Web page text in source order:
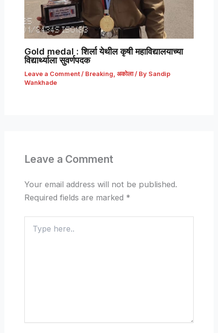
Gold medal : शिर्ला येथील कृषी महाविद्यालयाच्या
विद्यार्थ्याला सुवर्णपदक
Leave a Comment / Breaking, अकोला/ By Sandip
Wankhade
Leave a Comment
Your email address will not be published.
Required fields are marked *
here..